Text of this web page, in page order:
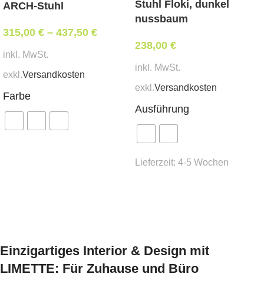
ARCH-Stuhl
315,00 € – 437,50 €
inkl. MwSt.
exkl.Versandkosten
Farbe
Stuhl Floki, dunkel
nussbaum
238,00 €
inkl. MwSt.
exkl.Versandkosten
Ausführung
Lieferzeit: 4-5 Wochen
Einzigartiges Interior & Design mit
LIMETTE: Für Zuhause und Büro